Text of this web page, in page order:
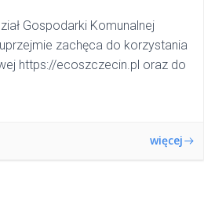
Gospodarki Komunalnej
zachęca do korzystania
https://ecoszczecin.pl oraz do
więcej